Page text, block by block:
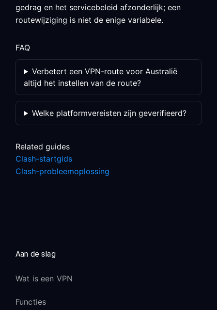
gedrag en het servicebeleid afzonderlijk; een
routewijziging is niet de enige variabele.
FAQ
Verbetert een VPN-route voor Australië
altijd het instellen van de route?
Welke platformvereisten zijn geverifieerd?
Related guides
Clash-startgids
Clash-probleemoplossing
Aan de slag
Wat is een VPN
Functies